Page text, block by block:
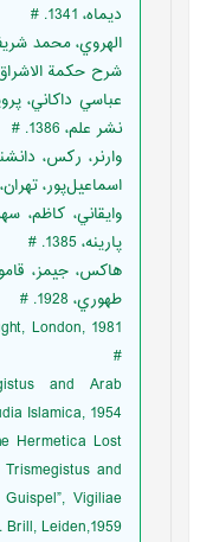
ديماه، 1341. #
الهروي، محمد
شرح حکمة الاشراق
عباسي داکاني،
نشر علم، 1386. #
وارنر، رکس،
اسماعيل‌پور، تهران،
وايقاني، كاظم،
پارينه، 1385. #
هاکس، جيمز،
طهوري، 1928. #
#
and Arab
Islamica, 1954. #
Hermetica Lost
and
Vigiliae
Leiden,1959. #